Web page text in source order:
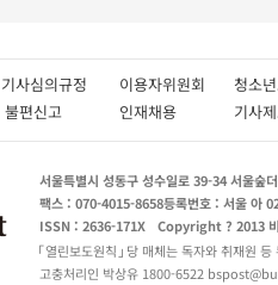
기사심의규정 이용자위원회 청소
불편신고 인재채용 기
서울특별시 성동구 성수일로 39-34 서울숲
팩스 : 070-4015-8658등록번호 : 서울 아
ISSN : 2636-171X
Copyright ? 2013
열린보도원칙
당 매체는 독자와 취재원
고충처리인 박상유 1800-6522